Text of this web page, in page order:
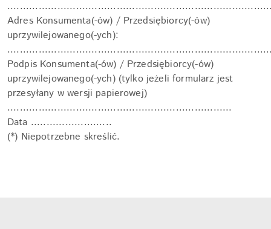
Adres Konsumenta(-ów) / Przedsiębiorcy(-ów)
uprzywilejowanego(-ych):
Podpis Konsumenta(-ów) / Przedsiębiorcy(-ów)
uprzywilejowanego(-ych) (tylko jeżeli formularz jest
przesyłany w wersji papierowej)
........................................................................
Data ..........................
(*) Niepotrzebne skreślić.